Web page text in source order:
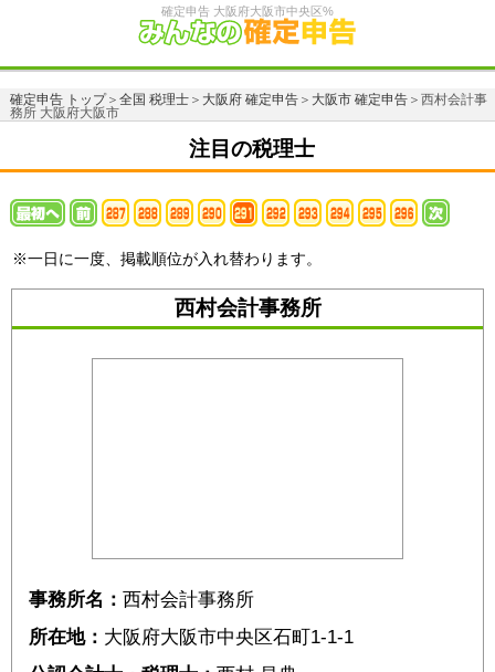
確定申告 大阪府大阪市中央区%
確定申告 トップ＞ 全国 税理士＞ 大阪府 確定申告＞ 大阪市 確定申告＞西村会計事
務所 大阪府大阪市
注目の税理士
※一日に一度、掲載順位が入れ替わります。
西村会計事務所
事務所名： 西村会計事務所
所在地： 大阪府大阪市中央区石町1-1-1